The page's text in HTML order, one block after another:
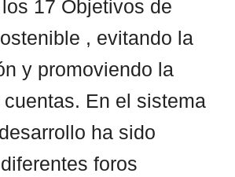
17 Objetivos de
, evitando la
y promoviendo la
En el sistema
ha sido
foros